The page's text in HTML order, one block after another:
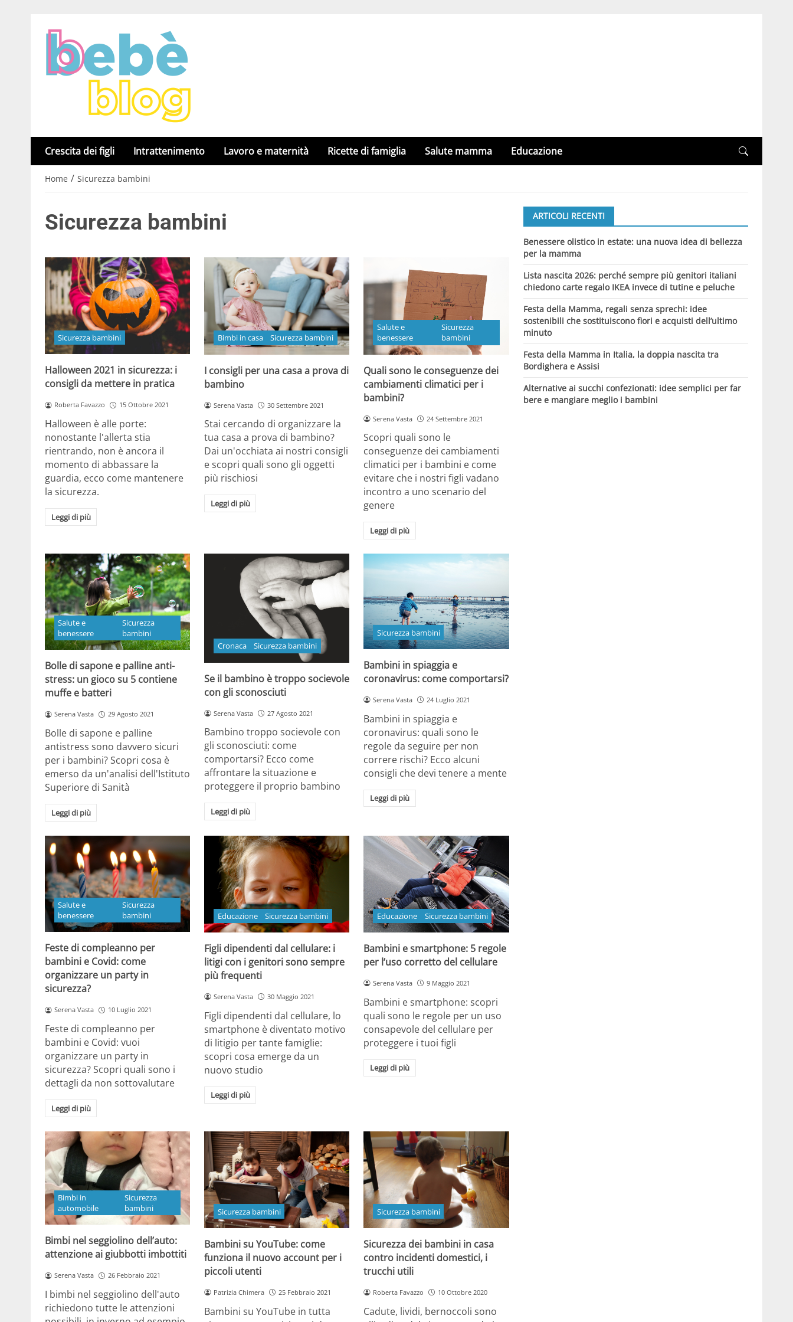
Crescita dei figli Intrattenimento Lavoro e maternità Ricette di famiglia Salute mamma Educazione
Home / Sicurezza bambini
Sicurezza bambini
Sicurezza bambini
Halloween 2021 in sicurezza: i
consigli da mettere in pratica
Roberta Favazzo 15 Ottobre 2021
Halloween è alle porte:
nonostante l'allerta stia
rientrando, non è ancora il
momento di abbassare la
guardia, ecco come mantenere
la sicurezza.
Leggi di più
Bimbi in casa Sicurezza bambini
I consigli per una casa a prova di
bambino
Serena Vasta 30 Settembre 2021
Stai cercando di organizzare la
tua casa a prova di bambino?
Dai un'occhiata ai nostri consigli
e scopri quali sono gli oggetti
più rischiosi
Leggi di più
Salute e
benessere
Sicurezza
bambini
Quali sono le conseguenze dei
cambiamenti climatici per i
bambini?
Serena Vasta 24 Settembre 2021
Scopri quali sono le
conseguenze dei cambiamenti
climatici per i bambini e come
evitare che i nostri figli vadano
incontro a uno scenario del
genere
Leggi di più
Salute e
benessere
Sicurezza
bambini
Bolle di sapone e palline anti-
stress: un gioco su 5 contiene
muffe e batteri
Serena Vasta 29 Agosto 2021
Bolle di sapone e palline
antistress sono davvero sicuri
per i bambini? Scopri cosa è
emerso da un'analisi dell'Istituto
Superiore di Sanità
Leggi di più
Cronaca Sicurezza bambini
Se il bambino è troppo socievole
con gli sconosciuti
Serena Vasta 27 Agosto 2021
Bambino troppo socievole con
gli sconosciuti: come
comportarsi? Ecco come
affrontare la situazione e
proteggere il proprio bambino
Leggi di più
Sicurezza bambini
Bambini in spiaggia e
coronavirus: come comportarsi?
Serena Vasta 24 Luglio 2021
Bambini in spiaggia e
coronavirus: quali sono le
regole da seguire per non
correre rischi? Ecco alcuni
consigli che devi tenere a mente
Leggi di più
Salute e
benessere
Sicurezza
bambini
Feste di compleanno per
bambini e Covid: come
organizzare un party in
sicurezza?
Serena Vasta 10 Luglio 2021
Feste di compleanno per
bambini e Covid: vuoi
organizzare un party in
sicurezza? Scopri quali sono i
dettagli da non sottovalutare
Leggi di più
Educazione Sicurezza bambini
Figli dipendenti dal cellulare: i
litigi con i genitori sono sempre
più frequenti
Serena Vasta 30 Maggio 2021
Figli dipendenti dal cellulare, lo
smartphone è diventato motivo
di litigio per tante famiglie:
scopri cosa emerge da un
nuovo studio
Leggi di più
Educazione Sicurezza bambini
Bambini e smartphone: 5 regole
per l’uso corretto del cellulare
Serena Vasta 9 Maggio 2021
Bambini e smartphone: scopri
quali sono le regole per un uso
consapevole del cellulare per
proteggere i tuoi figli
Leggi di più
Bimbi in
automobile
Sicurezza
bambini
Bimbi nel seggiolino dell’auto:
attenzione ai giubbotti imbottiti
Serena Vasta 26 Febbraio 2021
I bimbi nel seggiolino dell'auto
richiedono tutte le attenzioni
Sicurezza bambini
Bambini su YouTube: come
funziona il nuovo account per i
piccoli utenti
Patrizia Chimera 25 Febbraio 2021
Bambini su YouTube in tutta
Sicurezza bambini
Sicurezza dei bambini in casa
contro incidenti domestici, i
trucchi utili
Roberta Favazzo 10 Ottobre 2020
Cadute, lividi, bernoccoli sono
ARTICOLI RECENTI
Benessere olistico in estate: una nuova idea di bellezza
per la mamma
Lista nascita 2026: perché sempre più genitori italiani
chiedono carte regalo IKEA invece di tutine e peluche
Festa della Mamma, regali senza sprechi: idee
sostenibili che sostituiscono fiori e acquisti dell’ultimo
minuto
Festa della Mamma in Italia, la doppia nascita tra
Bordighera e Assisi
Alternative ai succhi confezionati: idee semplici per far
bere e mangiare meglio i bambini